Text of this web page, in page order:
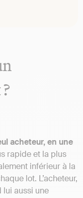
acheteur, en une
rapide et la plus
inférieur à la
lot. L’acheteur,
aussi une